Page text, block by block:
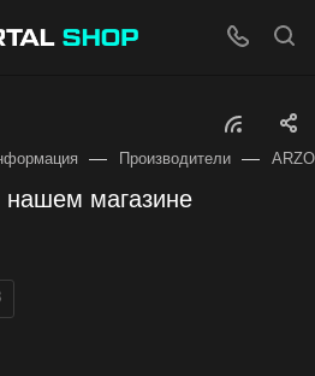
— Производители —
нашем магазине